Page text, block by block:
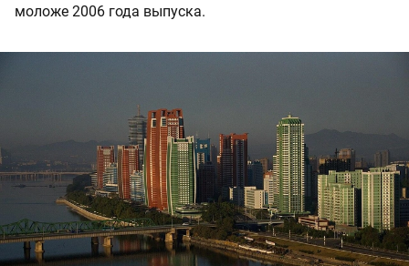
моложе 2006 года выпуска.